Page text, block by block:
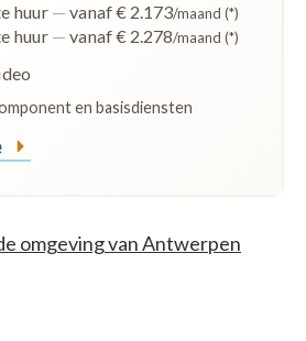
huur — vanaf € 2.173/maand (*)
huur — vanaf € 2.278/maand (*)
en basisdiensten
omgeving van Antwerpen